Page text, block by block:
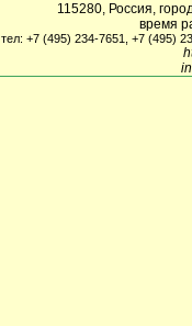
115280, Россия,
время
тел: +7 (495) 234-7651, +7 (495)